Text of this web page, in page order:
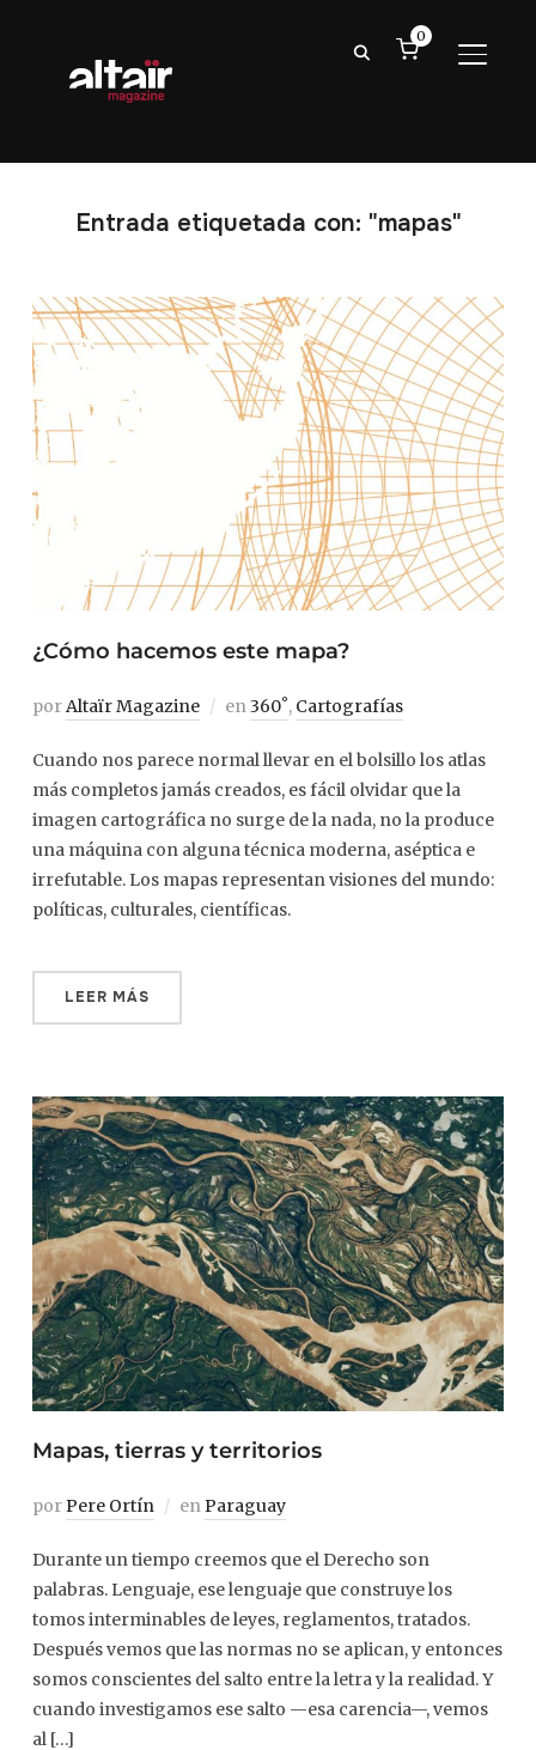
0
Entrada etiquetada con: "mapas"
¿Cómo hacemos este mapa?
porAltaïr Magazine en360˚, Cartografías
Cuando nos parece normal llevar en el bolsillo los atlas
más completos jamás creados, es fácil olvidar que la
imagen cartográfica no surge de la nada, no la produce
una máquina con alguna técnica moderna, aséptica e
irrefutable. Los mapas representan visiones del mundo:
políticas, culturales, científicas.
LEER MÁS
Mapas, tierras y territorios
porPere Ortín enParaguay
Durante un tiempo creemos que el Derecho son
palabras. Lenguaje, ese lenguaje que construye los
tomos interminables de leyes, reglamentos, tratados.
Después vemos que las normas no se aplican, y entonces
somos conscientes del salto entre la letra y la realidad. Y
cuando investigamos ese salto —esa carencia—, vemos
al […]